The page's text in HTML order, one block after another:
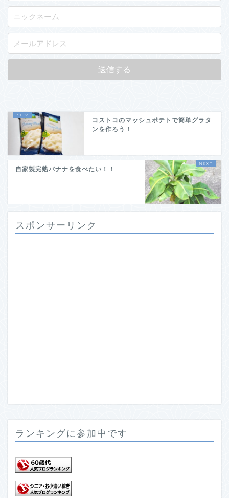
コストコのマッシュポテトで簡単グラタ
ンを作ろう！
自家製完熟バナナを食べたい！！
スポンサーリンク
ランキングに参加中です